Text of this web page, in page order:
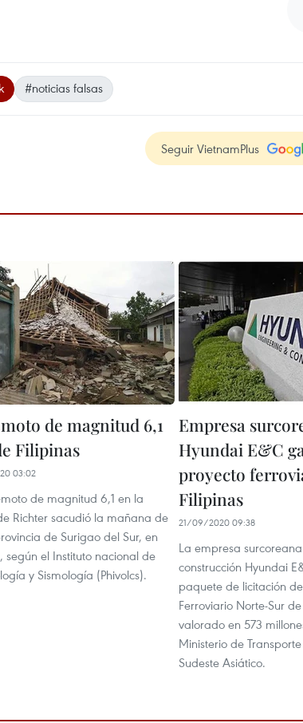
#noticias falsas
Seguir VietnamPlus
de magnitud 6,1
Filipinas
03:02
de magnitud 6,1 en la
Richter sacudió la mañana de
de Surigao del Sur, en
según el Instituto nacional de
y Sismología (Phivolcs).
Empresa
Hyundai E&C
proyecto
Filipinas
21/09/2020 09:38
La empresa
construcción Hyundai
paquete de licitación
Ferroviario Norte-Sur
valorado en 573
Ministerio de
Sudeste Asiático.